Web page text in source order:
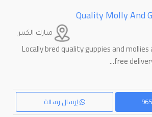
Quality Molly And
مبارك الكبير
Locally bred quality guppies and
free
إرسال رسالة